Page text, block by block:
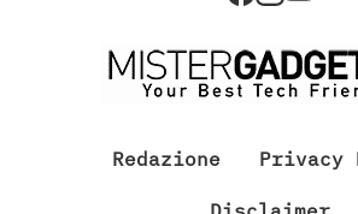
Redazione Privacy